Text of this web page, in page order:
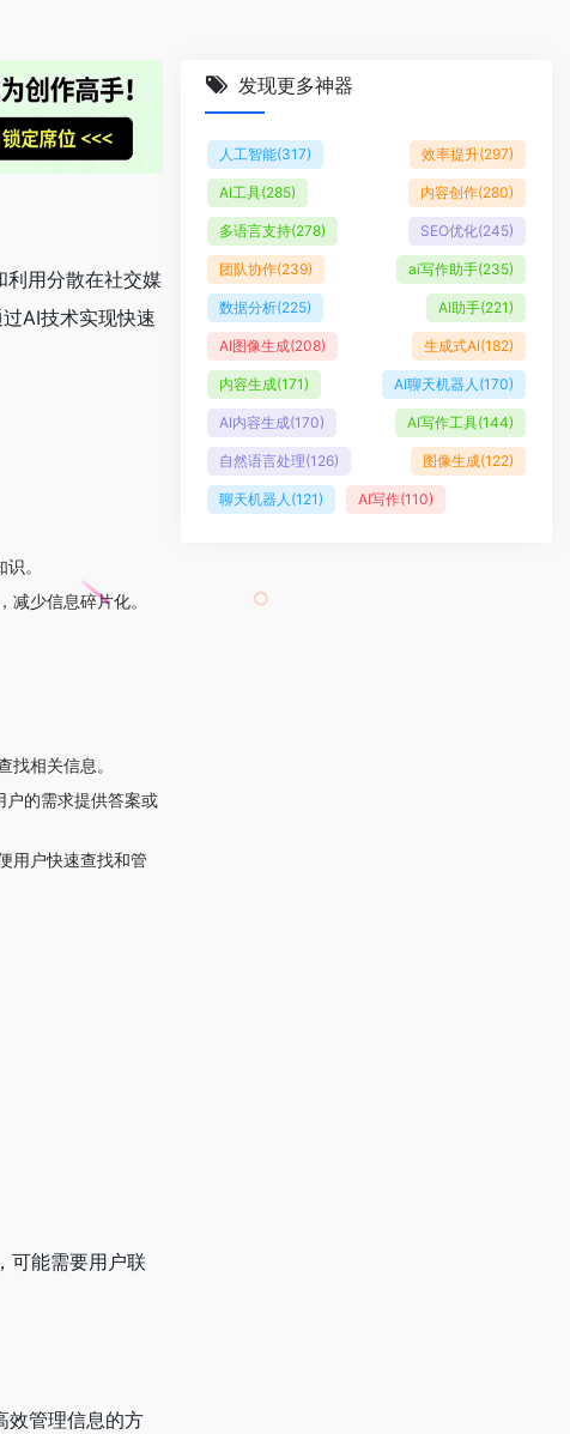
用分散在社交媒
AI技术实现快速
。
少信息碎片化。
相关信息。
户的需求提供答案或
用户快速查找和管
可能需要用户联
效管理信息的方
发现更多神器
人工智能(317) 效率提升(297)
AI工具(285) 内容创作(280)
多语言支持(278) SEO优化(245)
团队协作(239) ai写作助手(235)
数据分析(225) AI助手(221)
AI图像生成(208) 生成式AI(182)
内容生成(171) AI聊天机器人 (170)
AI内容生成(170) AI写作工具(144)
自然语言处理(126) 图像生成(122)
聊天机器人 (121) AI写作(110)